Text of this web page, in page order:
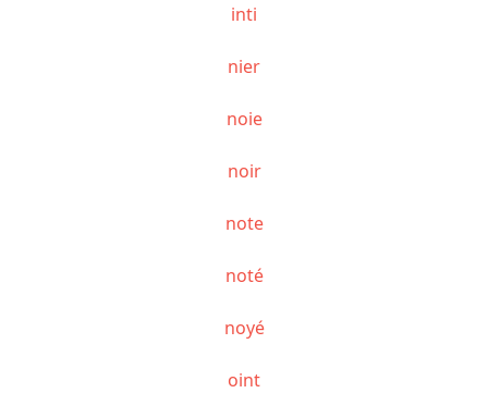
inti
nier
noie
noir
note
noté
noyé
oint